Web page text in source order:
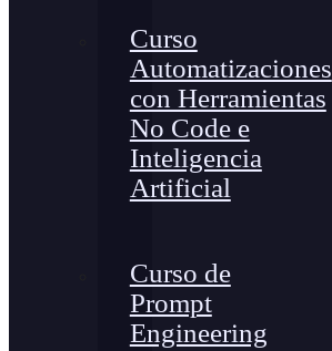
Curso
Automatizaciones
con Herramientas
No Code e
Inteligencia
Artificial
Curso de
Prompt
Engineering